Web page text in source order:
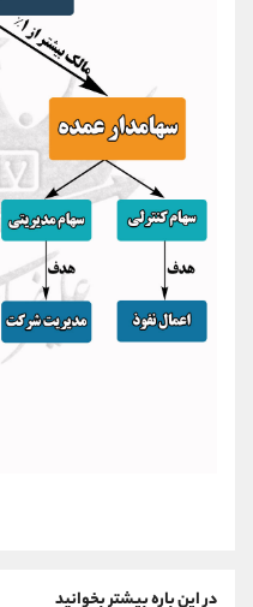
در این باره بیشتر بخوانید